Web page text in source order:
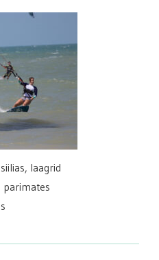
laagrid
parimates